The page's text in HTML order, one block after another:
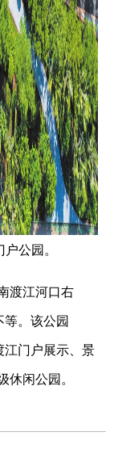
公园。
渡江河口右
。该公园
江门户展示、景
闲公园。